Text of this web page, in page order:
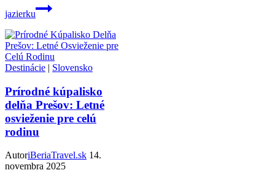
jazierku
Destinácie | Slovensko
Prírodné kúpalisko
delňa Prešov: Letné
osvieženie pre celú
rodinu
AutoriBeriaTravel.sk 14.
novembra 2025